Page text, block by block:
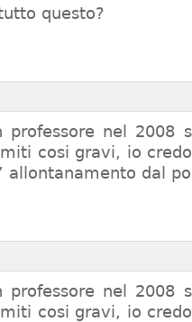
questo?
professore nel 2008
cosi gravi, io
allontanamento dal
professore nel 2008
cosi gravi, io